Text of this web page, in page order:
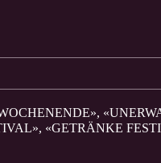
«GETRÄNKE